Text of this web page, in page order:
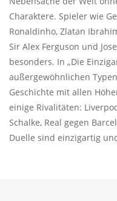
Charaktere. Spieler wie
Ronaldinho, Zlatan
Sir Alex Ferguson und
besonders. In „Die
außergewöhnlichen
Geschichte mit allen
einige Rivalitäten:
Schalke, Real gegen
Duelle sind einzigartig